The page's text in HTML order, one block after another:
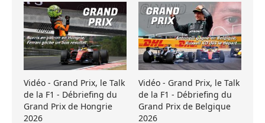
Vidéo - Grand Prix, le Talk
de la F1 - Débriefing du
Grand Prix de Hongrie
2026
Vidéo - Grand Prix, le Talk
de la F1 - Débriefing du
Grand Prix de Belgique
2026